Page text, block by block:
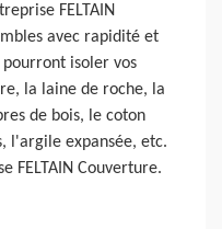
FELTAIN
avec rapidité et
isoler vos
la laine de roche, la
de bois, le coton
l'argile expansée, etc.
FELTAIN Couverture.